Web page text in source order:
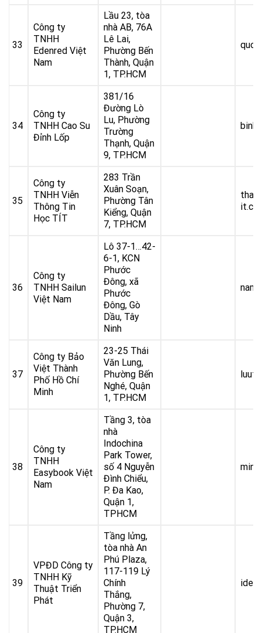
33
Công ty
TNHH
Edenred Việt
Nam
Lầu 23, tòa
nhà AB, 76A
Lê Lai,
Phường Bến
Thành, Quận
1, TP.HCM
34
Công ty
TNHH Cao Su
Đỉnh Lốp
381/16
Đường Lò
Lu, Phường
Trường
Thạnh, Quận
9, TP.HCM
35
Công ty
TNHH Viễn
Thông Tin
Học TÍT
283 Trần
Xuân Soạn,
Phường Tân
Kiểng, Quận
7, TP.HCM
36
Công ty
TNHH Sailun
Việt Nam
Lô 37-1…42-
6-1, KCN
Phước
Đông, xã
Phước
Đông, Gò
Dầu, Tây
Ninh
37
Công ty Bảo
Việt Thành
Phố Hồ Chí
Minh
23-25 Thái
Văn Lung,
Phường Bến
Nghé, Quận
1, TP.HCM
38
Công ty
TNHH
Easybook Việt
Nam
Tầng 3, tòa
nhà
Indochina
Park Tower,
số 4 Nguyễn
Đình Chiểu,
P. Đa Kao,
Quận 1,
TPHCM
39
VPĐD Công ty
TNHH Kỹ
Thuật Triển
Phát
Tầng lửng,
tòa nhà An
Phú Plaza,
117-119 Lý
Chính
Thắng,
Phường 7,
Quận 3,
TP.HCM